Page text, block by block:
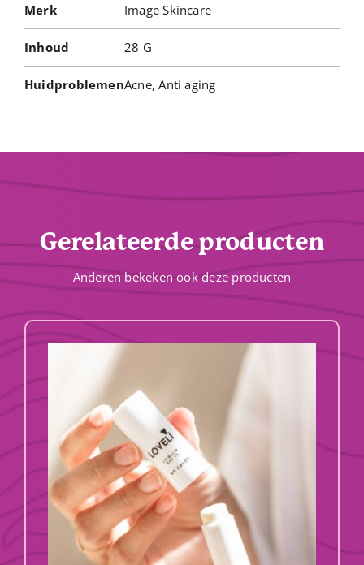
Merk Image Skincare
Inhoud 28 G
HuidproblemenAcne, Anti aging
Gerelateerde producten
Anderen bekeken ook deze producten